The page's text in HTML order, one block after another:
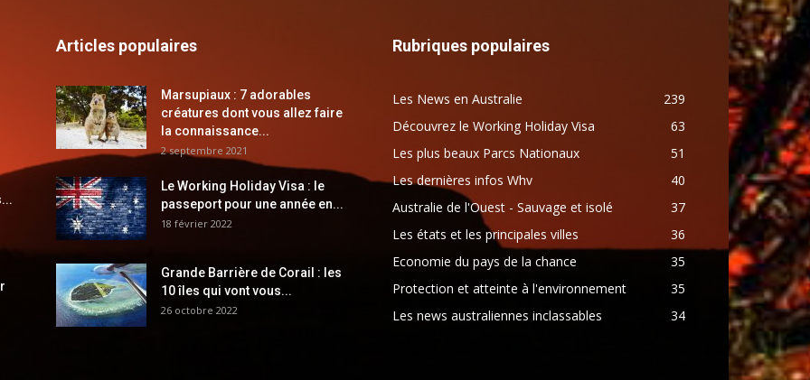
Articles populaires
Marsupiaux : 7 adorables
créatures dont vous allez faire
la connaissance...
2 septembre 2021
Le Working Holiday Visa : le
passeport pour une année en...
18 février 2022
Grande Barrière de Corail : les
10 îles qui vont vous...
26 octobre 2022
Rubriques populaires
Les News en Australie
239
Découvrez le Working Holiday Visa
63
Les plus beaux Parcs Nationaux
51
Les dernières infos Whv
40
Australie de l'Ouest - Sauvage et isolé
37
Les états et les principales villes
36
Economie du pays de la chance
35
Protection et atteinte à l'environnement
35
Les news australiennes inclassables
34